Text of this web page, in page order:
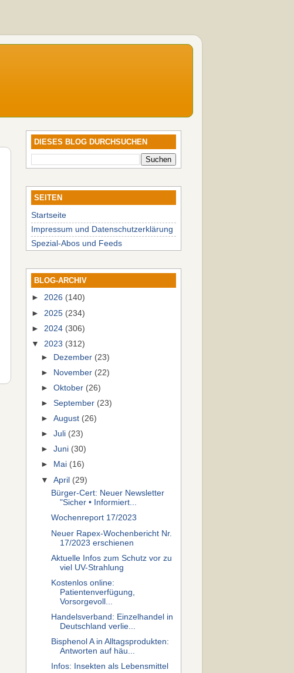
DIESES BLOG DURCHSUCHEN
SEITEN
Startseite
Impressum und Datenschutzerklärung
Spezial-Abos und Feeds
BLOG-ARCHIV
► 2026 (140)
► 2025 (234)
► 2024 (306)
▼ 2023 (312)
► Dezember (23)
► November (22)
►Oktober (26)
►September (23)
►August (26)
►Juli (23)
►Juni (30)
►
Mai (16)
▼April (29)
Bürger-Cert: Neuer Newsletter
"Sicher • Informiert...
Wochenreport 17/2023
Neuer Rapex-Wochenbericht Nr.
17/2023 erschienen
Aktuelle Infos zum Schutz vor zu
viel UV-Strahlung
Kostenlos online:
Patientenverfügung,
Vorsorgevoll...
Handelsverband: Einzelhandel in
Deutschland verlie...
Bisphenol A in Alltagsprodukten:
Antworten auf häu...
Infos: Insekten als Lebensmittel